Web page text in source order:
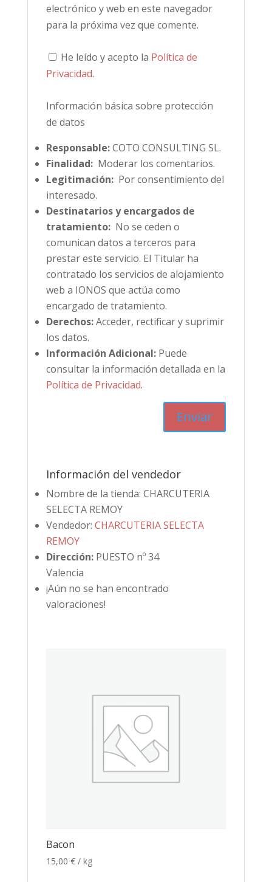
electrónico y web en este navegador
para la próxima vez que comente.
He leído y acepto la Política de
Privacidad.
Información básica sobre protección
de datos
Responsable:COTO CONSULTING SL.
Finalidad:Moderar los comentarios.
Legitimación:Por consentimiento del
interesado.
Destinatarios y encargados de
tratamiento:No se ceden o
comunican datos a terceros para
prestar este servicio. El Titular ha
contratado los servicios de alojamiento
web a IONOS que actúa como
encargado de tratamiento.
Derechos:Acceder, rectificar y suprimir
los datos.
Información Adicional:Puede
consultar la información detallada en la
Política de Privacidad.
Información del vendedor
Nombre de la tienda: CHARCUTERIA
SELECTA REMOY
Vendedor: CHARCUTERIA SELECTA
REMOY
Dirección: PUESTO nº 34
Valencia
¡Aún no se han encontrado
valoraciones!
Bacon
15,00 € / kg